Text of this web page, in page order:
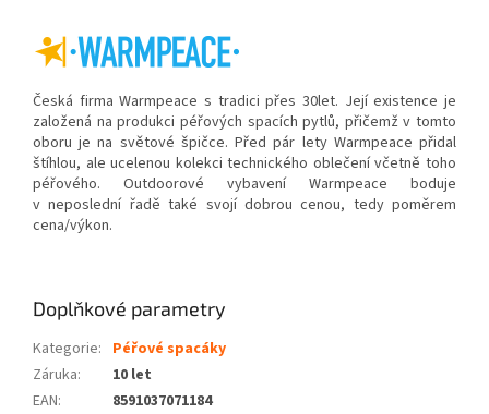
Česká firma Warmpeace s tradici přes 30let. Její existence je
založená na produkci péřových spacích pytlů, přičemž v tomto
oboru je na světové špičce. Před pár lety Warmpeace přidal
štíhlou, ale ucelenou kolekci technického oblečení včetně toho
péřového. Outdo­orové vybavení Warmpeace boduje
v neposlední řadě také svojí dobrou cenou, tedy poměrem
cena/výkon.
Doplňkové parametry
Kategorie: Péřové spacáky
Záruka:
10 let
EAN:
8591037071184